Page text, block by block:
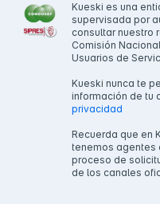
Kueski es una
supervisada por
consultar nuestro
Comisión
Usuarios de
Kueski nunca te
información de tu
privacidad
Recuerda que en
tenemos agentes
proceso de
de los canales